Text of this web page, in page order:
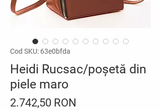
Cod SKU: 63e0bfda
Heidi Rucsac/poșetă din
piele maro
2.742,50 RON